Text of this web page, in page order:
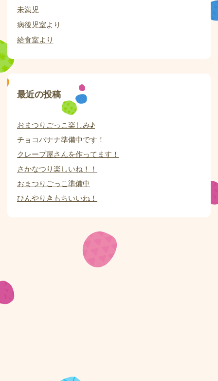
未満児
病後児室より
給食室より
最近の投稿
おまつりごっこ楽しみ♪
チョコバナナ準備中です！
クレープ屋さんを作ってます！
さかなつり楽しいね！！
おまつりごっこ準備中
ひんやりきもちいいね！